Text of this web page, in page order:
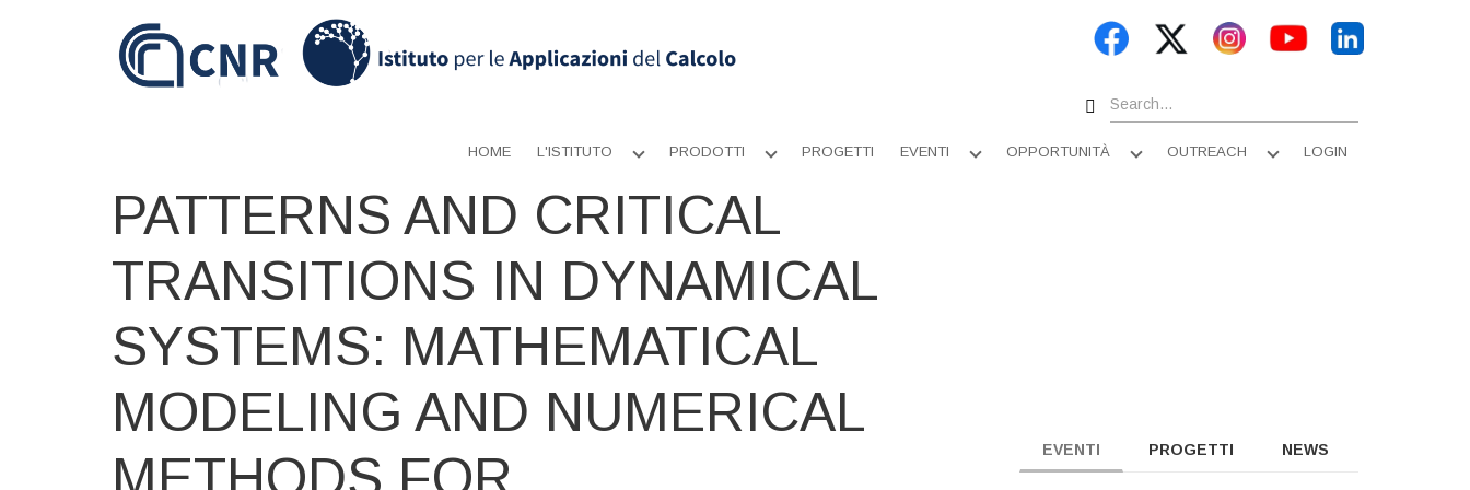
Search
HOME L'ISTITUTO
Apri
PRODOTTI
Apri
PROGETTI EVENTI
Apri
OPPORTUNITÀ
Apri
OUTREACH
Apri
LOGIN
PATTERNS AND CRITICAL
TRANSITIONS IN DYNAMICAL
SYSTEMS: MATHEMATICAL
MODELING AND NUMERICAL
EVENTI PROGETTI NEWS